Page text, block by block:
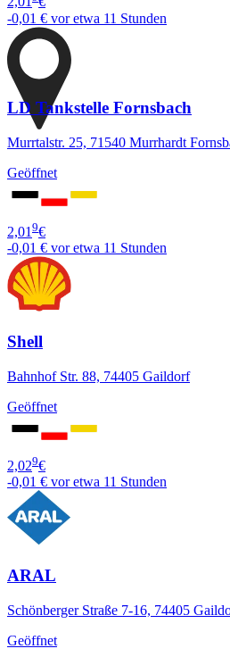
-0,01 € vor etwa 11 Stunden
LD Tankstelle Fornsbach
Murrtalstr. 25, 71540 Murrhardt
Geöffnet
2,019€
-0,01 € vor etwa 11 Stunden
Shell
Bahnhof Str. 88, 74405 Gaildorf
Geöffnet
2,029€
-0,01 € vor etwa 11 Stunden
ARAL
Schönberger Straße 7-16, 74405
Geöffnet